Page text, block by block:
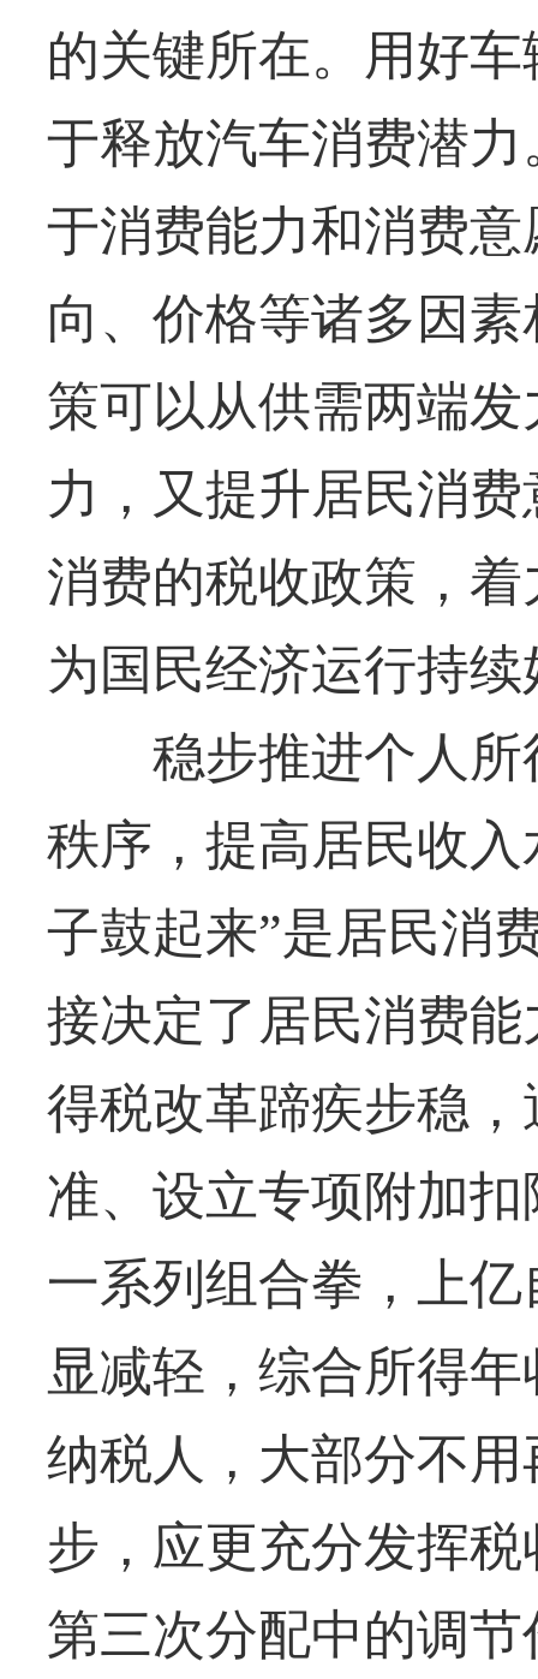
的关键所在。用好
于释放汽车消费潜
于消费能力和消费
向、价格等诸多因
策可以从供需两端
力，又提升居民消
消费的税收政策，
为国民经济运行持
稳步推进个人所
秩序，提高居民收
子鼓起来”是居民消
接决定了居民消费
得税改革蹄疾步稳
准、设立专项附加
一系列组合拳，上
显减轻，综合所得
纳税人，大部分不
步，应更充分发挥
第三次分配中的调